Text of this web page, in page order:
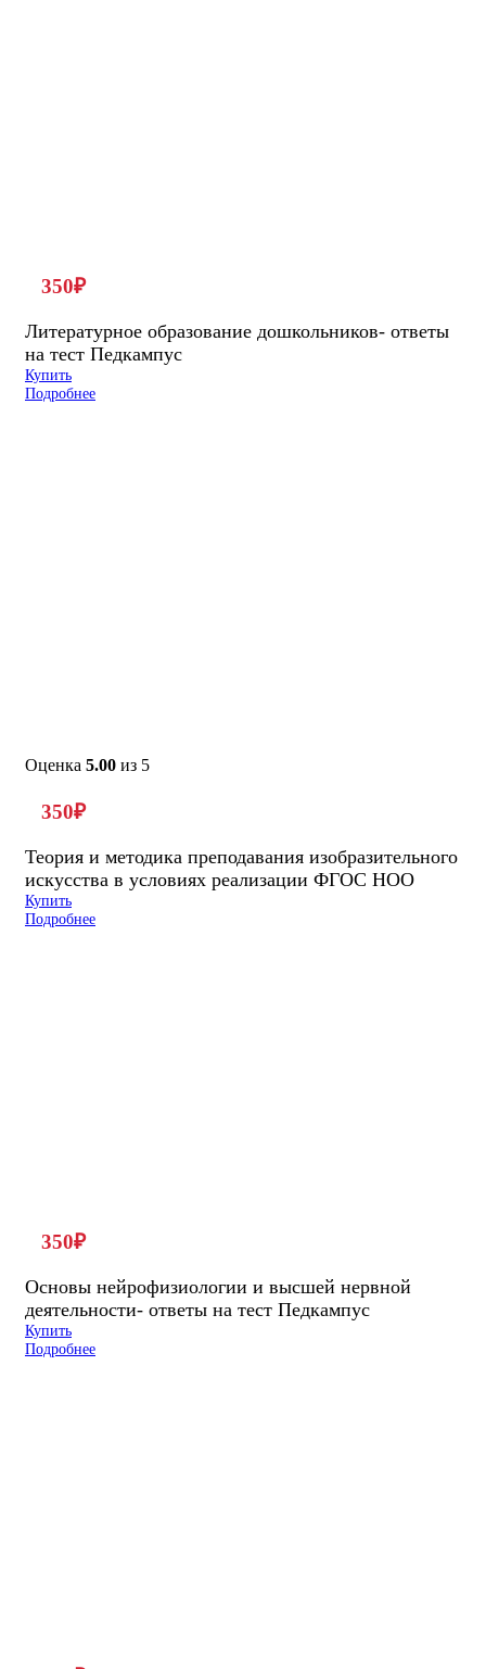
350₽
Литературное образование дошкольников- ответы
на тест Педкампус
Купить
Подробнее
Оценка 5.00 из 5
350₽
Теория и методика преподавания изобразительного
искусства в условиях реализации ФГОС НОО
Купить
Подробнее
350₽
Основы нейрофизиологии и высшей нервной
деятельности- ответы на тест Педкампус
Купить
Подробнее